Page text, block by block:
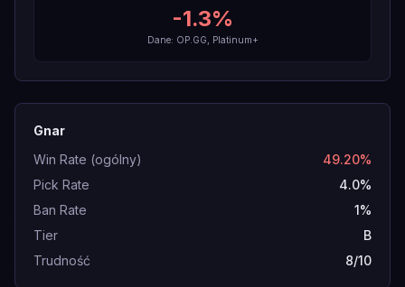
-1.3%
Dane: OP.GG, Platinum+
Gnar
Win Rate (ogólny)
49.20%
Pick Rate
4.0%
Ban Rate
1%
Tier
B
Trudność
8/10